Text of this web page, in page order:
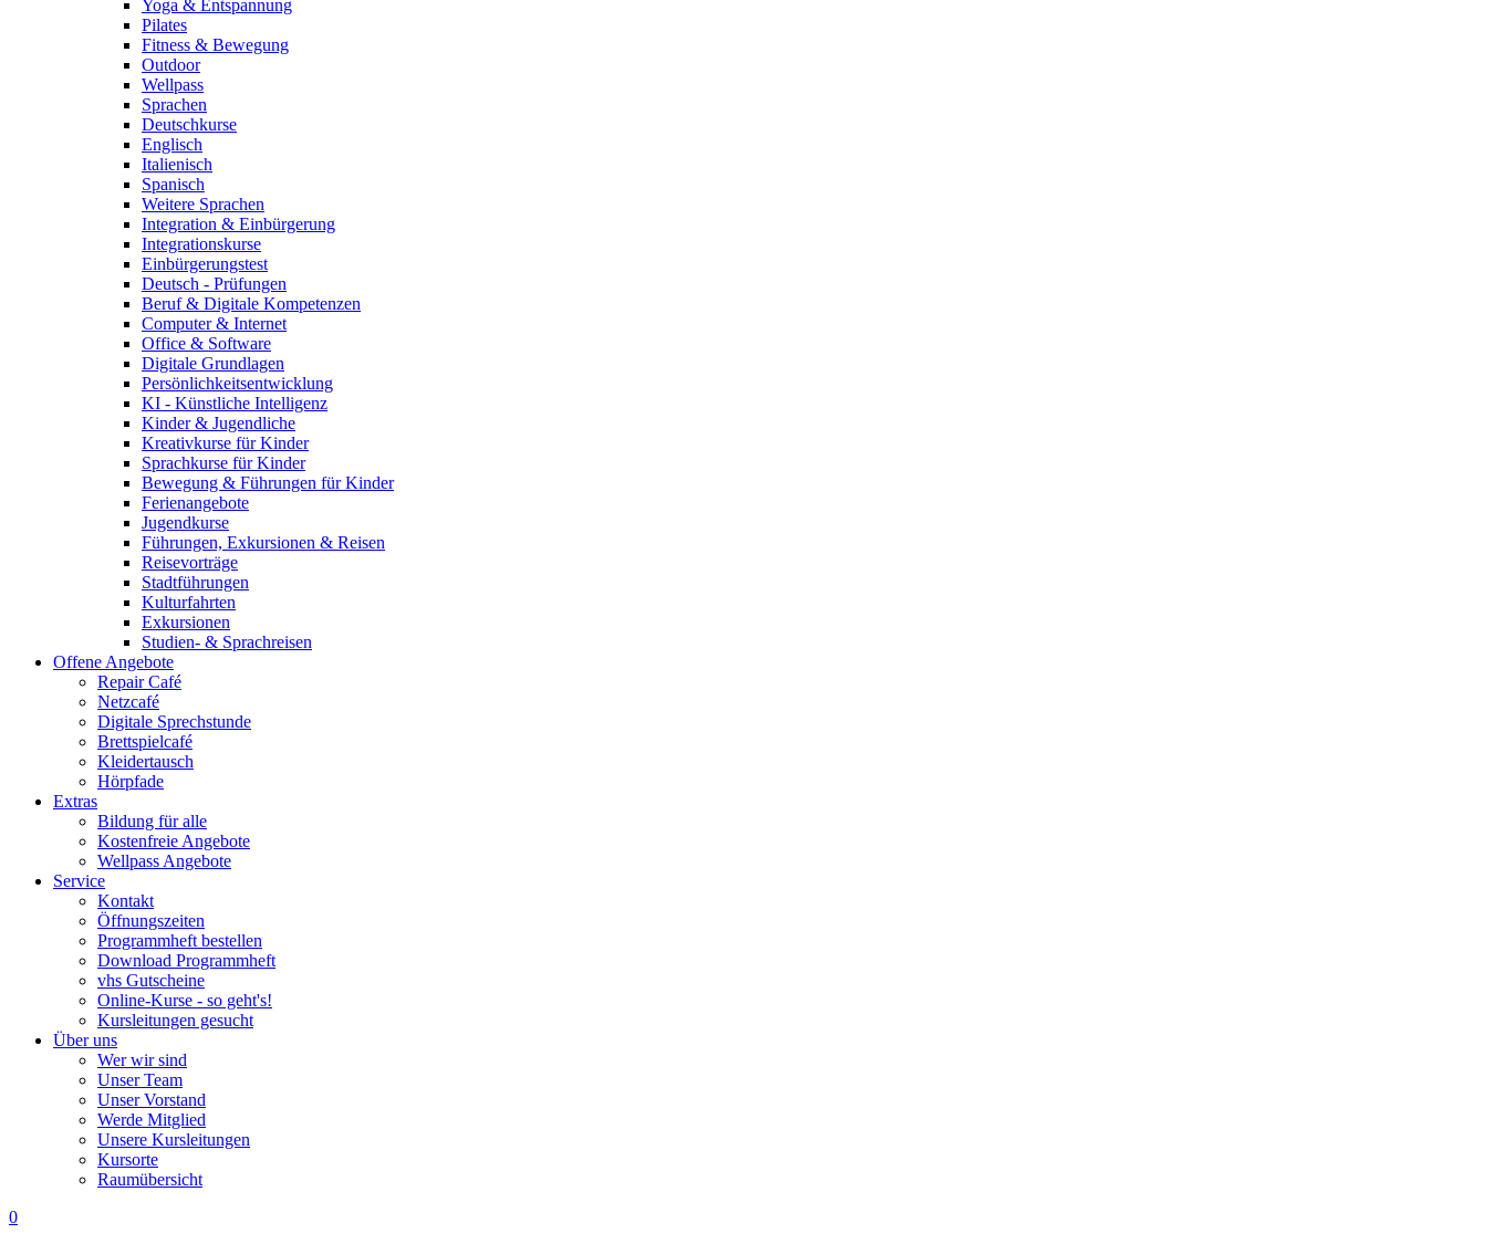
Yoga & Entspannung
Pilates
Fitness & Bewegung
Outdoor
Wellpass
Sprachen
Deutschkurse
Englisch
Italienisch
Spanisch
Weitere Sprachen
Integration & Einbürgerung
Integrationskurse
Einbürgerungstest
Deutsch - Prüfungen
Beruf & Digitale Kompetenzen
Computer & Internet
Office & Software
Digitale Grundlagen
Persönlichkeitsentwicklung
KI - Künstliche Intelligenz
Kinder & Jugendliche
Kreativkurse für Kinder
Sprachkurse für Kinder
Bewegung & Führungen für Kinder
Ferienangebote
Jugendkurse
Führungen, Exkursionen & Reisen
Reisevorträge
Stadtführungen
Kulturfahrten
Exkursionen
Studien- & Sprachreisen
Offene Angebote
Repair Café
Netzcafé
Digitale Sprechstunde
Brettspielcafé
Kleidertausch
Hörpfade
Extras
Bildung für alle
Kostenfreie Angebote
Wellpass Angebote
Service
Kontakt
Öffnungszeiten
Programmheft bestellen
Download Programmheft
vhs Gutscheine
Online-Kurse - so geht's!
Kursleitungen gesucht
Über uns
Wer wir sind
Unser Team
Unser Vorstand
Werde Mitglied
Unsere Kursleitungen
Kursorte
Raumübersicht
0